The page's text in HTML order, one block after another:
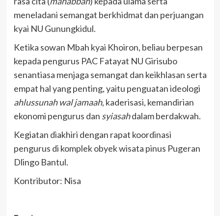
meneladani semangat berkhidmat dan perjuangan
kyai NU Gunungkidul.
Ketika sowan Mbah kyai Khoiron, beliau berpesan
kepada pengurus PAC Fatayat NU Girisubo
senantiasa menjaga semangat dan keikhlasan serta
empat hal yang penting, yaitu penguatan ideologi
ahlussunah wal jamaah, kaderisasi, kemandirian
ekonomi pengurus dan syiasahdalam berdakwah.
Kegiatan diakhiri dengan rapat koordinasi
pengurus di komplek obyek wisata pinus Pugeran
Dlingo Bantul.
Kontributor: Nisa